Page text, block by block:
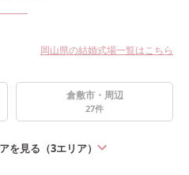
岡山県の結婚式場一覧はこちら
倉敷市・周辺
27件
を見る（3エリア）